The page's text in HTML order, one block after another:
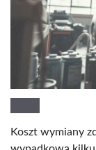
Koszt wymiany